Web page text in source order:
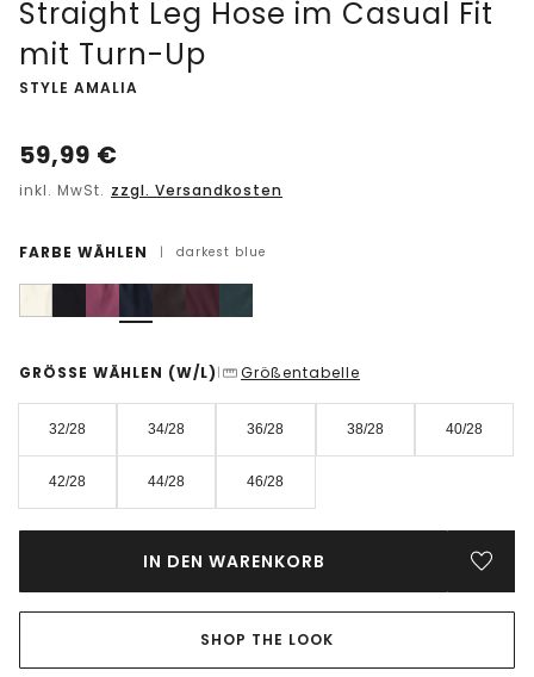
Straight Leg Hose im Casual Fit
mit Turn-Up
-
STYLE AMALIA
59,99 €
inkl. MwSt. zzgl. Versandkosten
FARBE WÄHLEN | darkest blue
GRÖSSE WÄHLEN (W/L) | Größentabelle
32/28 34/28 36/28 38/28 40/28
42/28 44/28 46/28
IN DEN WARENKORB
SHOP THE LOOK